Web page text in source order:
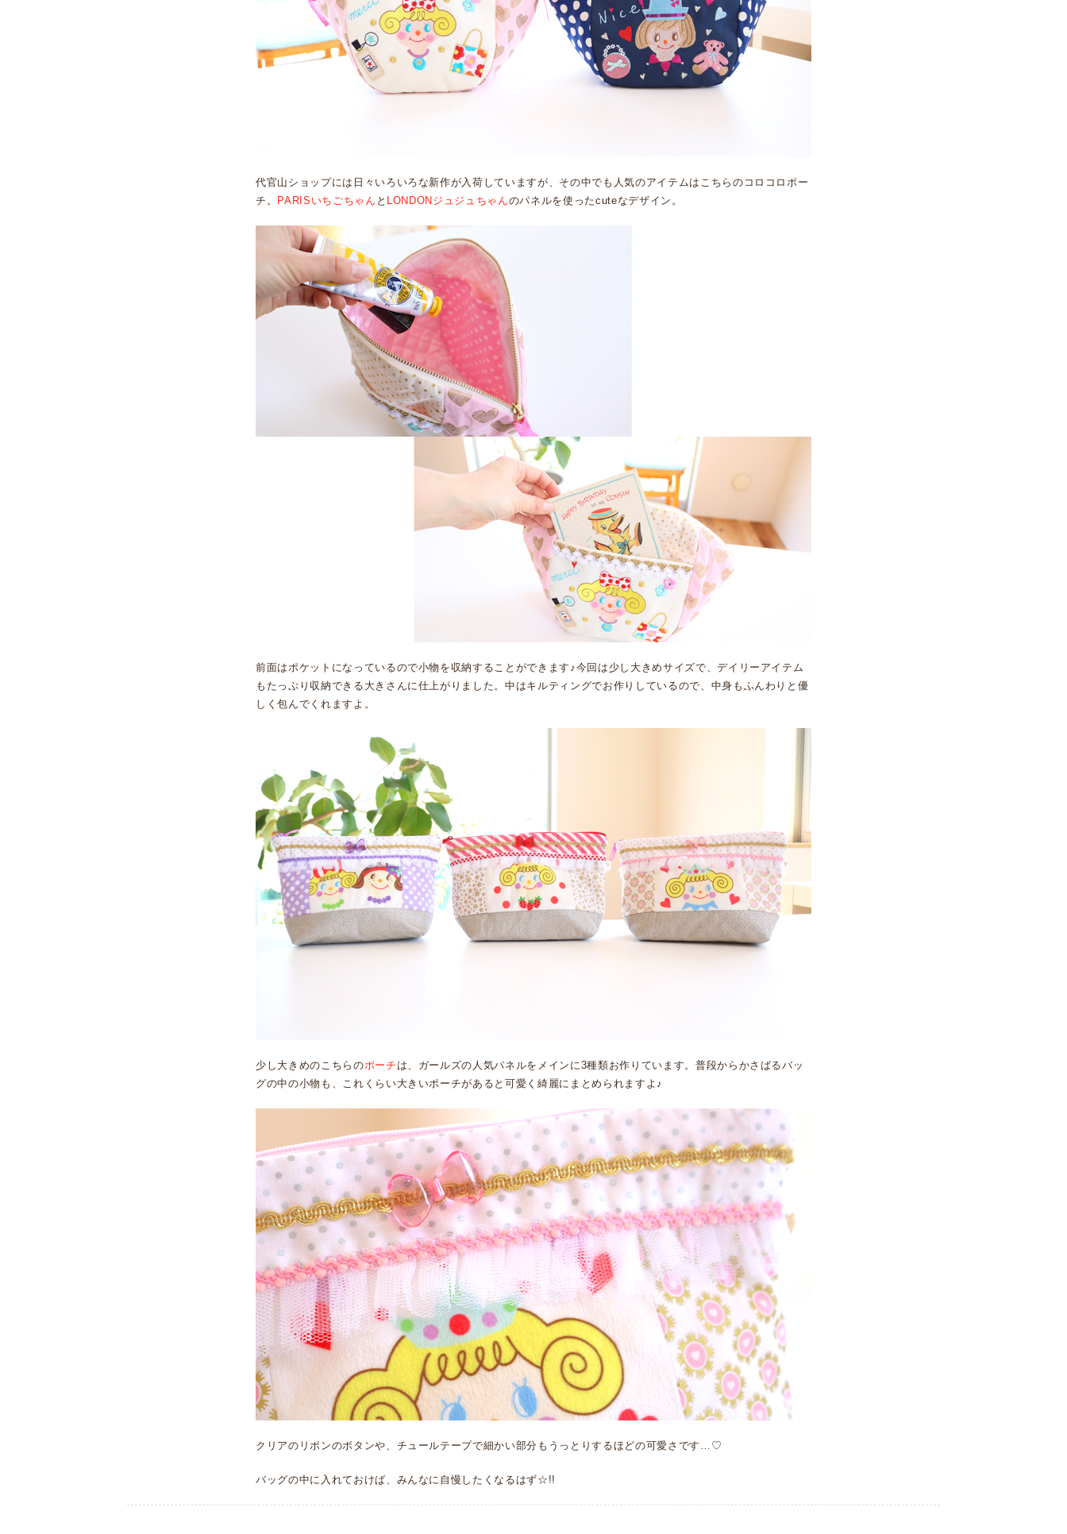
代官山ショップには日々いろいろな新作が入荷していますが、その中でも人気のアイテムはこちらのコロコロポー
チ。
PARISいちごちゃん と LONDONジュジュちゃんのパネルを使ったcuteなデザイン。
前面はポケットになっているので小物を収納することができます♪今回は少し大きめサイズで、デイリーアイテム
もたっぷり収納できる大きさんに仕上がりました。中はキルティングでお作りしているので、中身もふんわりと優
しく包んでくれますよ。
少し大きめのこちらのポーチ は、ガールズの人気パネルをメインに3種類お作りています。普段からかさばるバッ
グの中の小物も、これくらい大きいポーチがあると可愛く綺麗にまとめられますよ♪
クリアのリボンのボタンや、チュールテープで細かい部分もうっとりするほどの可愛さです…♡
バッグの中に入れておけば、みんなに自慢したくなるはず☆!!